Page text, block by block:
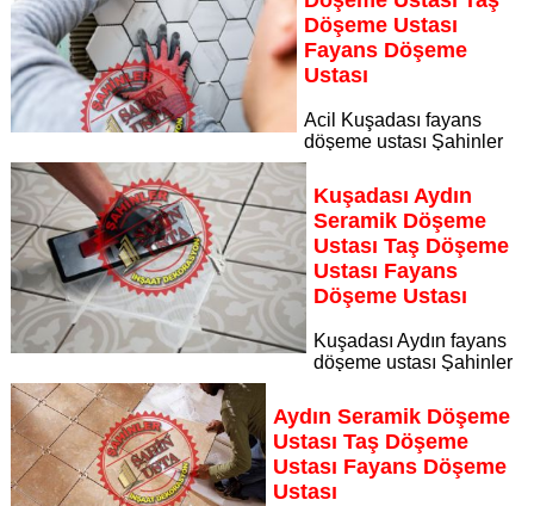
Döşeme Ustası
Fayans Döşeme
Ustası
Acil Kuşadası fayans
döşeme ustası Şahinler
İnşaat Dekorasyon, zeminlerinizi sanat eseri gibi işleyen
uzman kadrosuyla Acil Kuşadası bölgesine özel hizmet
sunuyor
Sayfaya Git
Kuşadası Aydın
Seramik Döşeme
Ustası Taş Döşeme
Ustası Fayans
Döşeme Ustası
Kuşadası Aydın fayans
döşeme ustası Şahinler
İnşaat Dekorasyon, zeminlerinizi sanat eseri gibi işleyen
uzman kadrosuyla Kuşadası Aydın bölgesine özel hizmet
sunuyor
Sayfaya Git
Aydın Seramik Döşeme
Ustası Taş Döşeme
Ustası Fayans Döşeme
Ustası